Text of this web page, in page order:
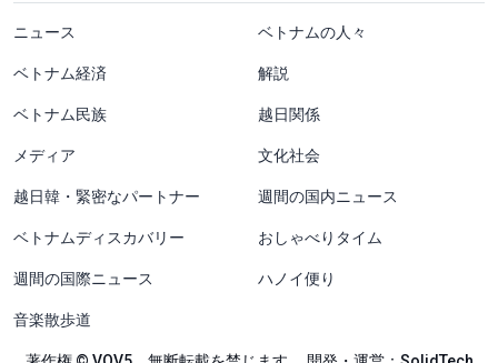
menu footer tiếng Nhật
ニュース ベトナムの人々
ベトナム経済 解説
ベトナム民族 越日関係
メディア 文化社会
越日韓・緊密なパートナー 週間の国内ニュース
ベトナムディスカバリー おしゃべりタイム
週間の国際ニュース ハノイ便り
音楽散歩道